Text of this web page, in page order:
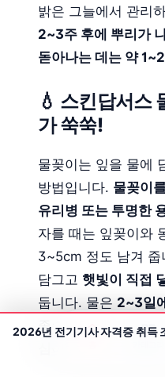
밝은 그늘에서 관리
2~3주 후에 뿌리가
돋아나는 데는 약
💧 스킨답서스
가 쑥쑥!
물꽂이는 잎을 물에
방법입니다. 물꽂이
유리병 또는 투명한
자를 때는 잎꽂이와
3~5cm 정도 남겨 줍
담그고 햇빛이 직접
둡니다. 물은 2~3일
좋습니다. 뿌리가